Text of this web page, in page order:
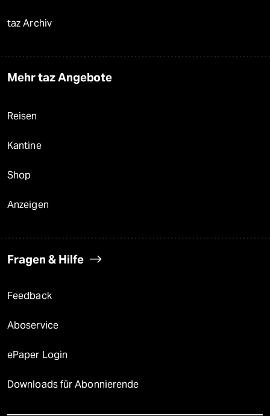
taz Archiv
Mehr taz Angebote
Reisen
Kantine
Shop
Anzeigen
Fragen & Hilfe
Feedback
Aboservice
ePaper Login
Downloads für Abonnierende